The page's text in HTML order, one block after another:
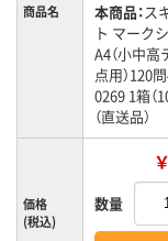
商品名 本商品：ス
ト マーク
A4（小中高
点用）120
0269 1箱（
（直送品）
価格
(税込)
数量